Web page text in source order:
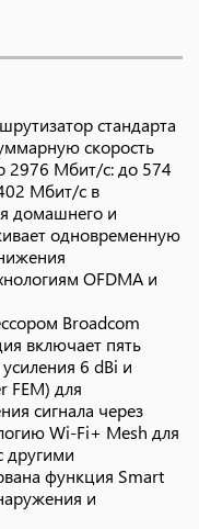
стандарта
скорость
2976 Мбит/с: до 574
Мбит/с в
домашнего и
одновременную
OFDMA и
Broadcom
включает пять
6 dBi и
FEM) для
сигнала через
Wi‑Fi+ Mesh для
другими
функция Smart
и